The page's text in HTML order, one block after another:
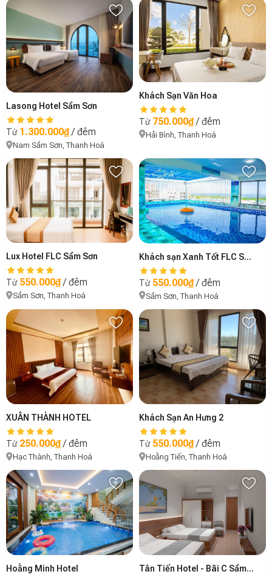
Lasong Hotel Sầm Sơn
Từ 1.300.000₫/ đêm
Nam Sầm Sơn, Thanh Hoá
Khách Sạn Văn Hoa
Từ 750.000₫/ đêm
Hải Bình, Thanh Hoá
Lux Hotel FLC Sầm Sơn
Từ 550.000₫/ đêm
Sầm Sơn, Thanh Hoá
Khách sạn Xanh Tốt FLC Sầm Sơn
Từ 550.000₫/ đêm
Sầm Sơn, Thanh Hoá
XUÂN THÀNH HOTEL
Từ 250.000₫/ đêm
Hạc Thành, Thanh Hoá
Khách Sạn An Hưng 2
Từ 550.000₫/ đêm
Hoằng Tiến, Thanh Hoá
Hoằng Minh Hotel Tân Tiến Hotel - Bãi C Sầm Sơn